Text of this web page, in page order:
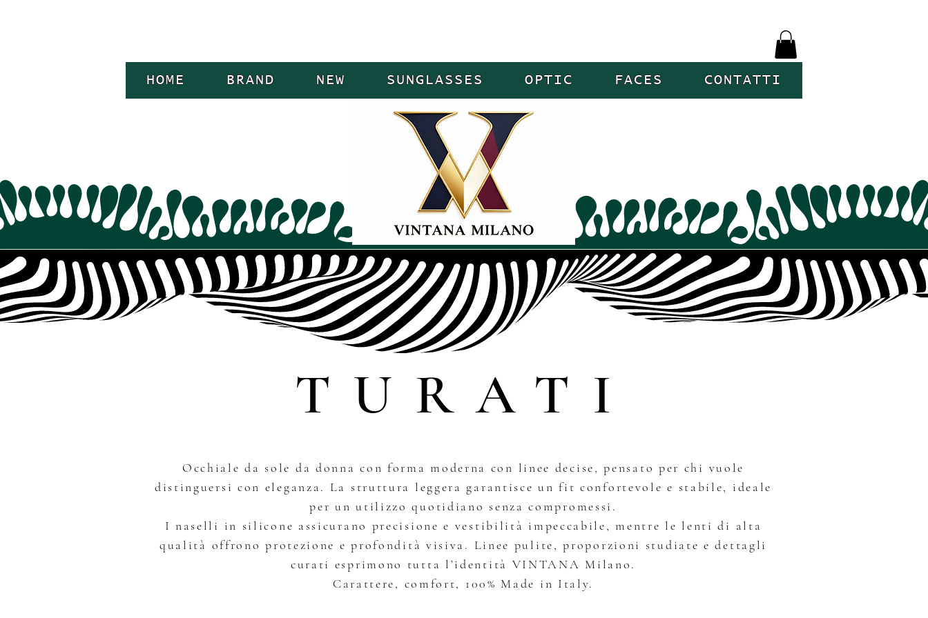
HOME BRAND NEW SUNGLASSES OPTIC FACES CONTATTI
TURATI
Occhiale da sole da donna con forma moderna con linee decise, pensato per chi vuole
distinguersi con eleganza. La struttura leggera garantisce un fit confortevole e stabile, ideale
per un utilizzo quotidiano senza compromessi.
I naselli in silicone assicurano precisione e vestibilità impeccabile, mentre le lenti di alta
qualità offrono protezione e profondità visiva. Linee pulite, proporzioni studiate e dettagli
curati esprimono tutta l’identità VINTANA Milano.
Carattere, comfort, 100% Made in Italy.